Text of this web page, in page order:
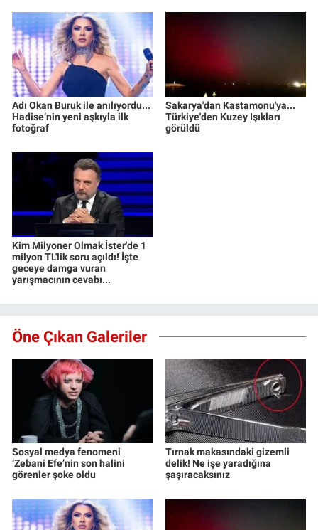
Adı Okan Buruk ile anılıyordu...
Hadise’nin yeni aşkıyla ilk
fotoğraf
Sakarya'dan Kastamonu'ya...
Türkiye'den Kuzey Işıkları
görüldü
Kim Milyoner Olmak İster'de 1
milyon TL'lik soru açıldı! İşte
geceye damga vuran
yarışmacının cevabı...
Öne Çıkan Galeriler
Sosyal medya fenomeni
‘Zebani Efe’nin son halini
görenler şoke oldu
Tırnak makasındaki gizemli
delik! Ne işe yaradığına
şaşıracaksınız